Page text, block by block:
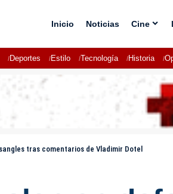
Inicio Noticias Cine
Deportes Estilo Tecnología Historia
tras comentarios de Vladimir Dotel